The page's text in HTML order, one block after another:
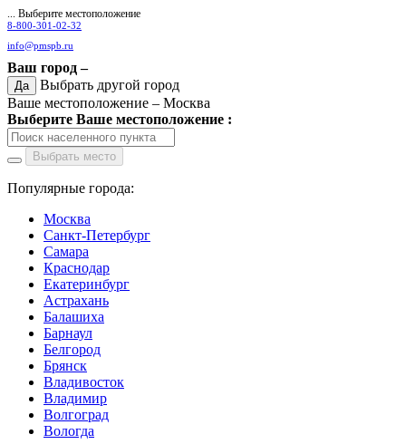
... Выберите местоположение
8-800-301-02-32
info@pmspb.ru
Ваш город –
Да
Выбрать другой город
Ваше местоположение – Москва
Выберите Ваше местоположение :
Выбрать место
Популярные города:
Москва
Санкт-Петербург
Самара
Краснодар
Екатеринбург
Астрахань
Балашиха
Барнаул
Белгород
Брянск
Владивосток
Владимир
Волгоград
Вологда